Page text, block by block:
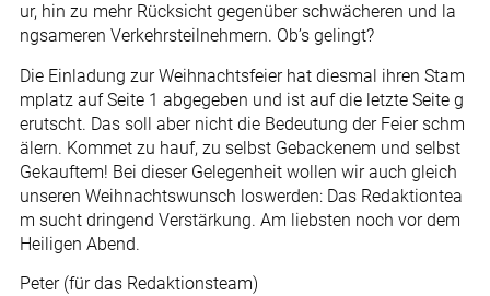
ur, hin zu mehr Rücksicht gegenüber schwächeren und la
ngsameren Verkehrsteilnehmern. Ob’s gelingt?
Die Einladung zur Weihnachtsfeier hat diesmal ihren Stam
mplatz auf Seite 1 abgegeben und ist auf die letzte Seite g
erutscht. Das soll aber nicht die Bedeutung der Feier schm
älern. Kommet zu hauf, zu selbst Gebackenem und selbst
Gekauftem! Bei dieser Gelegenheit wollen wir auch gleich
unseren Weihnachtswunsch loswerden: Das Redaktiontea
m sucht dringend Verstärkung. Am liebsten noch vor dem
Heiligen Abend.
Peter (für das Redaktionsteam)